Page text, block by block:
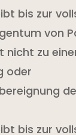
bis zur
von
nicht zu
oder
bis zur